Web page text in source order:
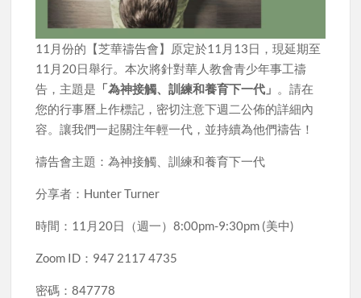
11月份的【芝華禱告會】原定於11月13日，現延期至
11月20日舉行。本次將針對華人教會青少年事工禱
告，主題是 「為神接觸、訓練和養育下一代」 。請在
您的行事曆上作標記，密切注意下週二公佈的詳細內
容。讓我們一起關注年輕一代，並持續為他們禱告！
禱告會主題：為神接觸、訓練和養育下一代
分享者：Hunter Turner
時間：11月20日（週一）8:00pm-9:30pm (美中)
Zoom ID：947 2117 4735
密碼：847778